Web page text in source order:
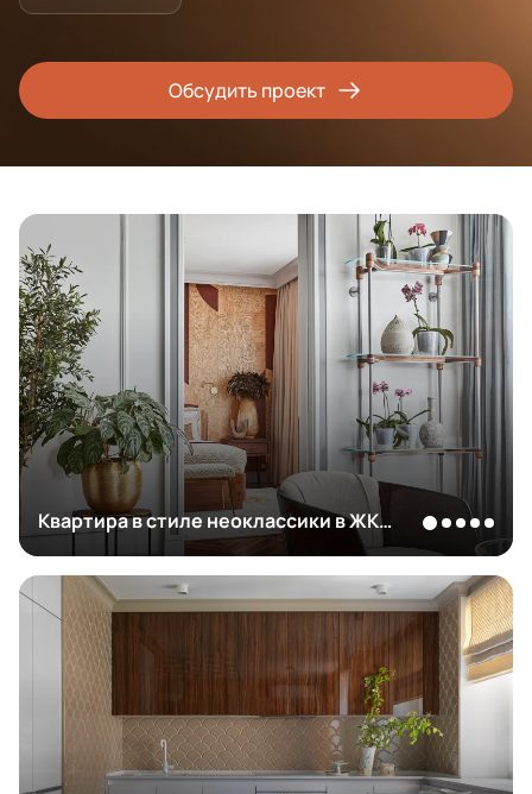
Обсудить проект
Квартира в стиле неоклассики в ЖК